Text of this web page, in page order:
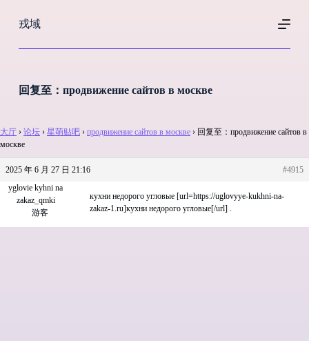
过
戎域
回复至：продвижение сайтов в москве
大厅 › 论坛 › 星萌贴吧 › продвижение сайтов в москве › 回复至：продвижение сайтов в
москве
2025 年 6 月 27 日 21:16
#4915
yglovie kyhni na
zakaz_qmki
游客
кухни недорого угловые [url=https://uglovyye-kukhni-na-
zakaz-1.ru]кухни недорого угловые[/url] .